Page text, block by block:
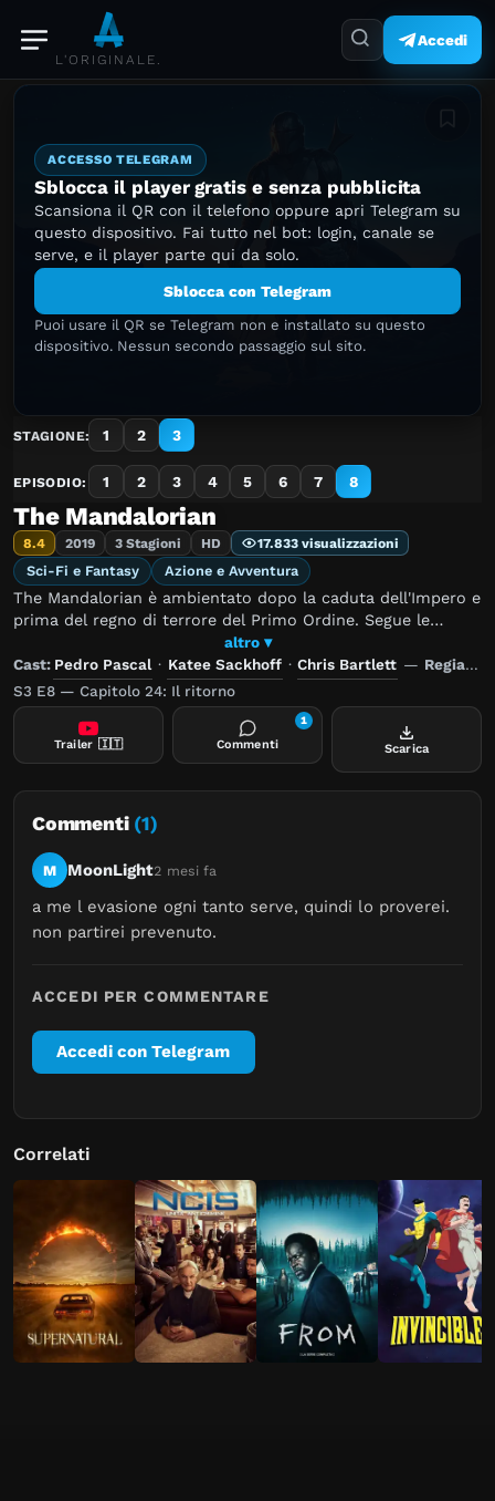
L'ORIGINALE.
Accedi
ACCESSO TELEGRAM
Sblocca il player gratis e senza pubblicita
Scansiona il QR con il telefono oppure apri Telegram su
questo dispositivo. Fai tutto nel bot: login, canale se
serve, e il player parte qui da solo.
Sblocca con Telegram
Puoi usare il QR se Telegram non e installato su questo
dispositivo. Nessun secondo passaggio sul sito.
STAGIONE: 1 2 3
EPISODIO: 1 2 3 4 5 6 7 8
The Mandalorian
8.4 2019 3 Stagioni HD 17.833 visualizzazioni
Sci-Fi e Fantasy Azione e Avventura
The Mandalorian è ambientato dopo la caduta dell'Impero e
prima del regno di terrore del Primo Ordine. Segue le
avventure travagliate di un pistolero solitario nei meandri
più reconditi della galassia, lontano dall'autorità della
Nuova Repubblica.
altro ▾
Cast: Pedro Pascal· Katee Sackhoff · Chris Bartlett — Regia:
S3 E8 — Capitolo 24: Il ritorno
Trailer 🇮🇹 Commenti
1
Scarica
Commenti (1)
M MoonLight2 mesi fa
a me l evasione ogni tanto serve, quindi lo proverei.
non partirei prevenuto.
ACCEDI PER COMMENTARE
Accedi con Telegram
Correlati